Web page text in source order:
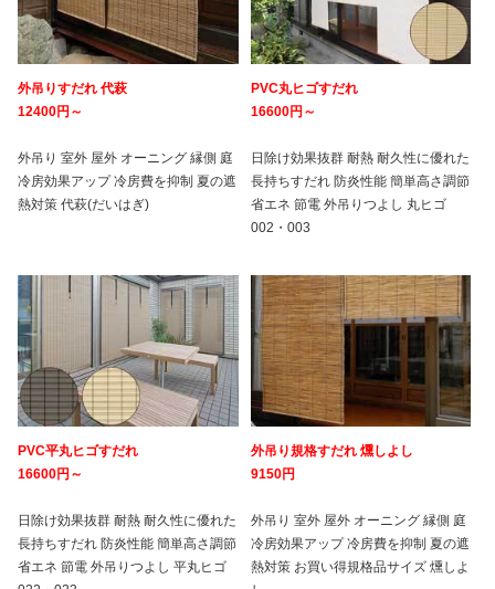
外吊りすだれ 代萩
12400円～
外吊り 室外 屋外 オーニング 縁側 庭
冷房効果アップ 冷房費を抑制 夏の遮
熱対策 代萩(だいはぎ)
PVC丸ヒゴすだれ
16600円～
日除け効果抜群 耐熱 耐久性に優れた
長持ちすだれ 防炎性能 簡単高さ調節
省エネ 節電 外吊りつよし 丸ヒゴ
002・003
PVC平丸ヒゴすだれ
16600円～
日除け効果抜群 耐熱 耐久性に優れた
長持ちすだれ 防炎性能 簡単高さ調節
省エネ 節電 外吊りつよし 平丸ヒゴ
外吊り規格すだれ 燻しよし
9150円
外吊り 室外 屋外 オーニング 縁側 庭
冷房効果アップ 冷房費を抑制 夏の遮
熱対策 お買い得規格品サイズ 燻しよ